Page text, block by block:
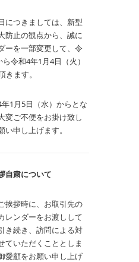
につきましては、新型
防止の観点から、誠に
ーを一部変更して、令
令和4年1月4日（火）
きます。
1月5日（水）からとな
変ご不便をお掛け致し
申し上げます。
自粛について
挨拶時に、お取引先の
レンダーをお渡しして
き続き、訪問による対
ていただくこととしま
愛顧をお願い申し上げ